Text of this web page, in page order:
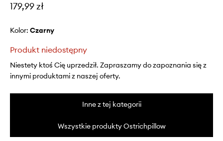
179,99 zł
Kolor: czarny
Produkt niedostępny
Niestety ktoś Cię uprzedził. Zapraszamy do zapoznania się z
innymi produktami z naszej oferty.
Inne z tej kategorii
Wszystkie produkty Ostrichpillow